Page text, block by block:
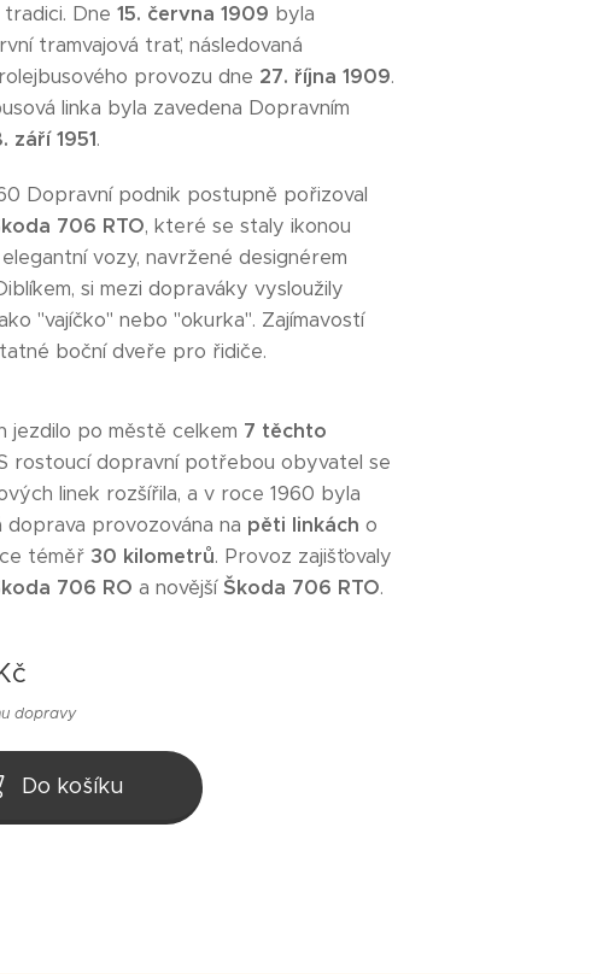
tradici. Dne15. června 1909 byla
tramvajová trať, následovaná
provozu dne 27. října 1909.
linka byla zavedena Dopravním
září 1951.
Dopravní podnik postupně pořizoval
706 RTO, které se staly ikonou
vozy, navržené designérem
si mezi dopraváky vysloužily
"vajíčko" nebo "okurka". Zajímavostí
boční dveře pro řidiče.
jezdilo po městě celkem 7 těchto
rostoucí dopravní potřebou obyvatel se
linek rozšířila, a v roce 1960 byla
doprava provozována na pěti linkách o
téměř 30 kilometrů. Provoz zajišťovaly
706 RO a novější Škoda 706 RTO.
dopravy
Do košíku